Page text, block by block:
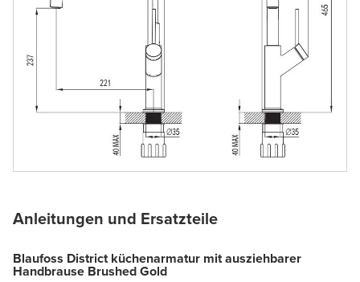
Anleitungen und Ersatzteile
Blaufoss District küchenarmatur mit ausziehbarer
Handbrause Brushed Gold